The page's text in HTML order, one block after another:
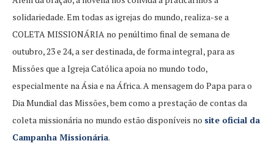
solidariedade. Em todas as igrejas do mundo, realiza-se a
COLETA MISSIONÁRIA no penúltimo final de semana de
outubro, 23 e 24, a ser destinada, de forma integral, para as
Missões que a Igreja Católica apoia no mundo todo,
especialmente na Ásia e na África. A mensagem do Papa para o
Dia Mundial das Missões, bem como a prestação de contas da
coleta missionária no mundo estão disponíveis no site oficial da
Campanha Missionária.